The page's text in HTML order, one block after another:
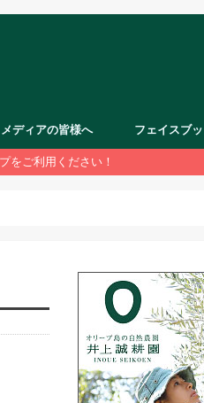
メディアの皆様へ フェイスブ
をご利用ください！